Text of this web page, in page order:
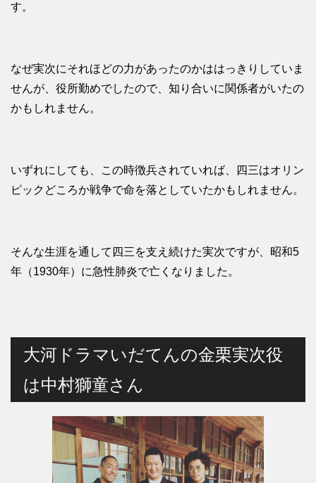
す。
なぜ実次にそれほどの力があったのかははっきりしていま
せんが、役所勤めでしたので、知り合いに関係者がいたの
かもしれません。
いずれにしても、この時徴兵されていれば、四三はオリン
ピックどころか戦争で命を落としていたかもしれません。
そんな生涯を通して四三を支え続けた実次ですが、昭和5
年（1930年）に急性肺炎で亡くなりました。
大河ドラマいだてんの金栗実次役
は中村獅童さん